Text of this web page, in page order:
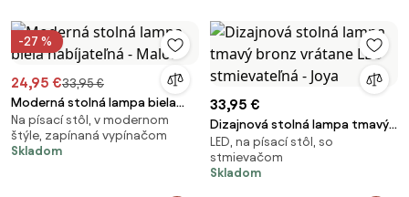
-27 %
24,95 €33,95 €
Moderná stolná lampa biela
nabíjateľná - Maloi
Na písací stôl, v modernom
štýle, zapínaná vypínačom
Skladom
33,95 €
Dizajnová stolná lampa tmavý
bronz vrátane LED
stmievateľná - Joya
LED, na písací stôl, so
stmievačom
Skladom